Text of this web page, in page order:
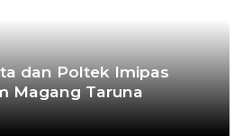
dan Poltek Imipas
Magang Taruna